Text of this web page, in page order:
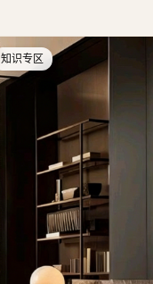
知识专区